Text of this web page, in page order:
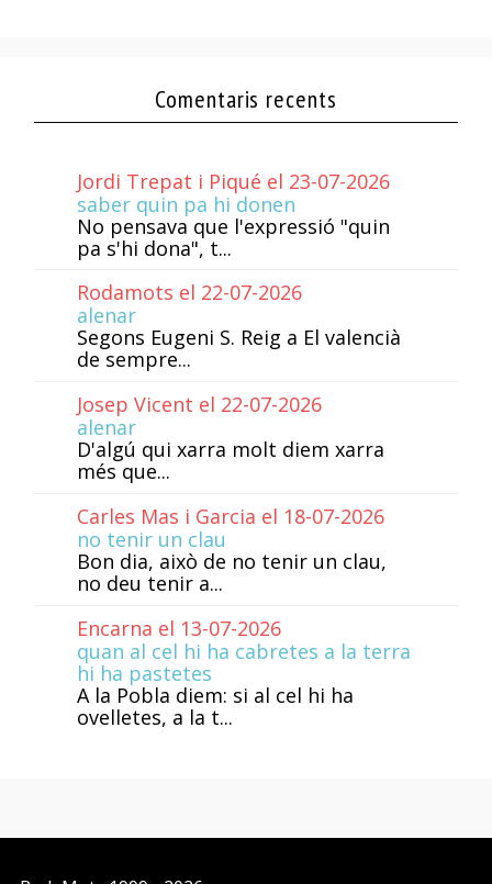
Comentaris recents
Jordi Trepat i Piqué el 23-07-2026
saber quin pa hi donen
No pensava que l'expressió "quin
pa s'hi dona", t...
Rodamots el 22-07-2026
alenar
Segons Eugeni S. Reig a El valencià
de sempre...
Josep Vicent el 22-07-2026
alenar
D'algú qui xarra molt diem xarra
més que...
Carles Mas i Garcia el 18-07-2026
no tenir un clau
Bon dia, això de no tenir un clau,
no deu tenir a...
Encarna el 13-07-2026
quan al cel hi ha cabretes a la terra
hi ha pastetes
A la Pobla diem: si al cel hi ha
ovelletes, a la t...